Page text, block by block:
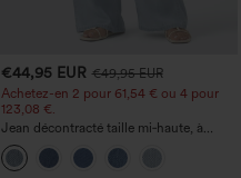
+5
€44,95 EUR €49,95 EUR
Achetez-en 2 pour 61,54 € ou 4 pour
123,08 €.
Jean décontracté taille mi‑haute, à
cordon de serrage, avec poches